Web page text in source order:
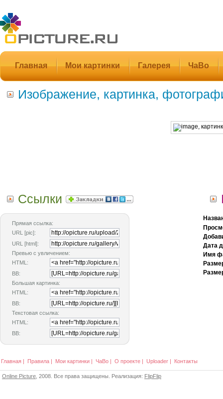
Главная Мои картинки Галерея ЧаВо
Изображение, картинка,
Ссылки
Прямая ссылка:
URL [pic]:
URL [html]:
Превью с увличением:
HTML:
BB:
Большая картинка:
HTML:
BB:
Текстовая ссылка:
HTML:
BB:
Дата
Имя
Главная | Правила | Мои картинки | ЧаВо | О проекте | Uploader | Контакты
Online Picture , 2008. Все права защищены. Реализация: FlipFlip